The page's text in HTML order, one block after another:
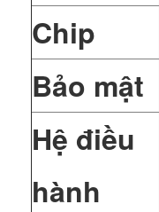
Chip
Bảo mật
Hệ điều
hành